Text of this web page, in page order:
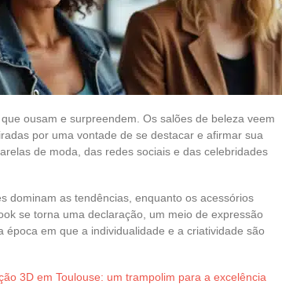
ousam e surpreendem. Os salões de beleza veem
por uma vontade de se destacar e afirmar sua
de moda, das redes sociais e das celebridades
dominam as tendências, enquanto os acessórios
se torna uma declaração, um meio de expressão
época em que a individualidade e a criatividade são
3D em Toulouse: um trampolim para a excelência